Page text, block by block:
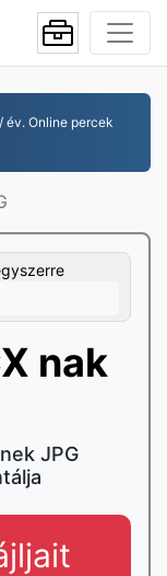
év. Online percek
nak
JPG